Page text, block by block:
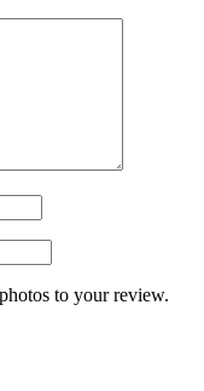
to your review.